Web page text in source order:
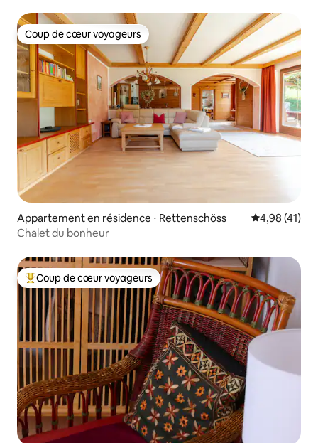
Coup de cœur voyageurs
Coup de cœur voyageurs
Appartement en résidence ⋅ Rettenschöss Évaluation
4,98 (41)
Chalet du bonheur
Coups de cœur voyageurs les plus appréciés
Coup de cœur voyageurs